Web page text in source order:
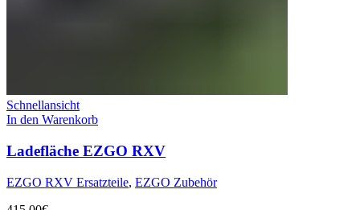
Schnellansicht
In den Warenkorb
Ladefläche EZGO RXV
EZGO RXV Ersatzteile, EZGO Zubehör